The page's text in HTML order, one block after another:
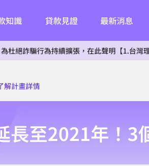
知識 貸款見證 最新消息
為持續擴張，在此聲明【1.台灣理財通旗
解計畫詳情
長至2021年！3